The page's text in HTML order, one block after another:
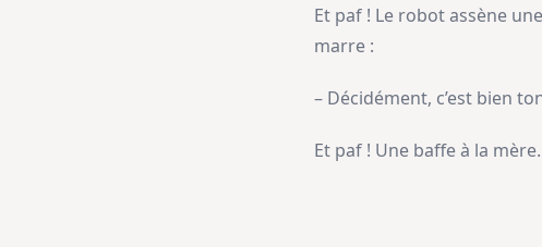
Et paf ! Le robot assène
marre :
– Décidément, c’est bien
Et paf ! Une baffe à la mère.